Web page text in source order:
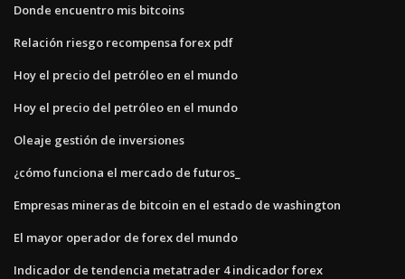
Donde encuentro mis bitcoins
Relación riesgo recompensa forex pdf
Hoy el precio del petróleo en el mundo
Hoy el precio del petróleo en el mundo
Oleaje gestión de inversiones
¿cómo funciona el mercado de futuros_
Empresas mineras de bitcoin en el estado de washington
El mayor operador de forex del mundo
Indicador de tendencia metatrader 4 indicador forex